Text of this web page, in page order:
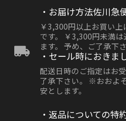
・お届け方法佐川急
￥3,300円以上お買い
です。 ￥3,300円未満
ます。 予め、ご了承下
・セール時におきま
配送日時のご指定はお
了承下さい。 ※おおよ
安とします。
・返品についての特